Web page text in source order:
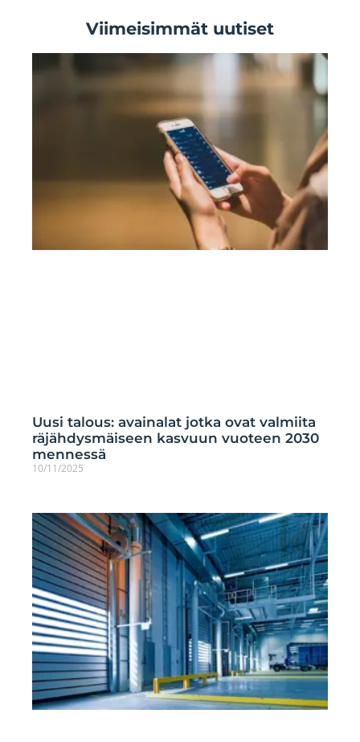
Viimeisimmät uutiset
Uusi talous: avainalat jotka ovat valmiita
räjähdysmäiseen kasvuun vuoteen 2030
mennessä
10/11/2025